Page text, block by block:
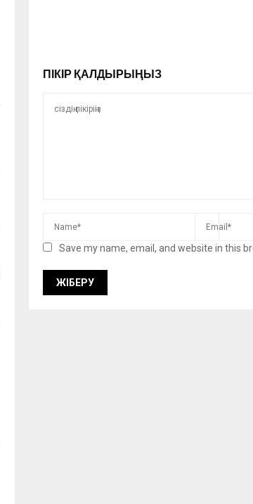
ПІКІР ҚАЛДЫРЫҢЫЗ
Save my name, email, and website in this